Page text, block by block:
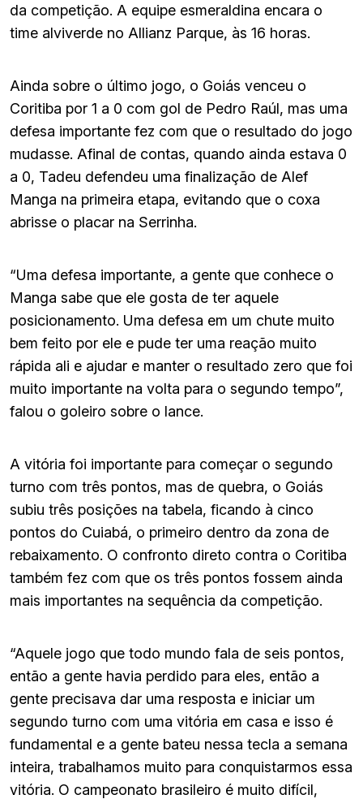
da competição. A equipe esmeraldina encara o
time alviverde no Allianz Parque, às 16 horas.
Ainda sobre o último jogo, o Goiás venceu o
Coritiba por 1 a 0 com gol de Pedro Raúl, mas uma
defesa importante fez com que o resultado do jogo
mudasse. Afinal de contas, quando ainda estava 0
a 0, Tadeu defendeu uma finalização de Alef
Manga na primeira etapa, evitando que o coxa
abrisse o placar na Serrinha.
“Uma defesa importante, a gente que conhece o
Manga sabe que ele gosta de ter aquele
posicionamento. Uma defesa em um chute muito
bem feito por ele e pude ter uma reação muito
rápida ali e ajudar e manter o resultado zero que foi
muito importante na volta para o segundo tempo”,
falou o goleiro sobre o lance.
A vitória foi importante para começar o segundo
turno com três pontos, mas de quebra, o Goiás
subiu três posições na tabela, ficando à cinco
pontos do Cuiabá, o primeiro dentro da zona de
rebaixamento. O confronto direto contra o Coritiba
também fez com que os três pontos fossem ainda
mais importantes na sequência da competição.
“Aquele jogo que todo mundo fala de seis pontos,
então a gente havia perdido para eles, então a
gente precisava dar uma resposta e iniciar um
segundo turno com uma vitória em casa e isso é
fundamental e a gente bateu nessa tecla a semana
inteira, trabalhamos muito para conquistarmos essa
vitória. O campeonato brasileiro é muito difícil,